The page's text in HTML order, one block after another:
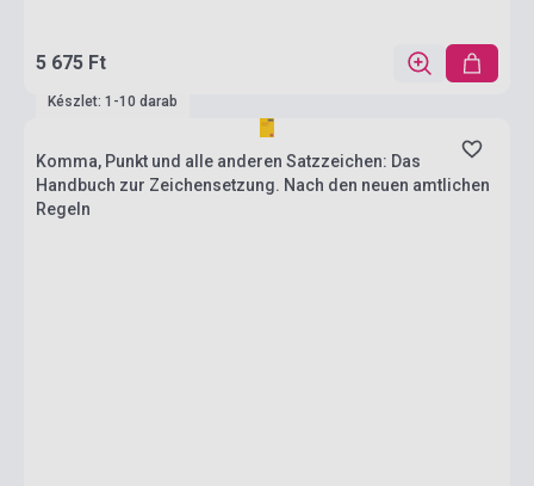
5 675 Ft
Készlet: 1-10 darab
Komma, Punkt und alle anderen Satzzeichen: Das
Handbuch zur Zeichensetzung. Nach den neuen amtlichen
Regeln